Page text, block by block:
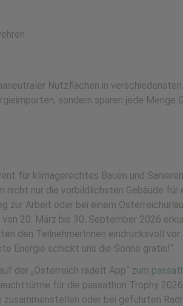
Nutzflächen in verschiedensten
sondern sparen jede Menge
für klimagerechtes Bauen und
nicht nur die vorbildlichsten Gebäude für
zur Arbeit oder bei einem
20. März bis 30. September 2026
den TeilnehmerInnen eindrucksvoll vor:
Energie schickt uns die Sonne gratis!“
der „Österreich radelt App“ zum
für die passathon Trophy
oder bei geführten